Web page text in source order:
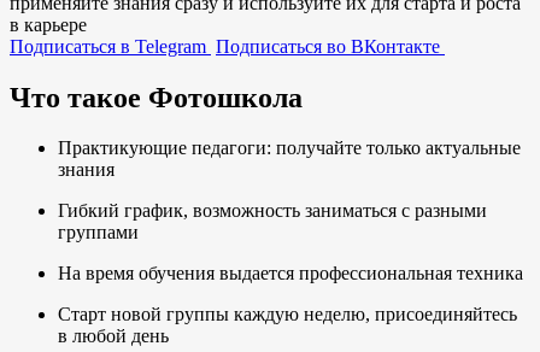
в карьере
Подписаться в Telegram Подписаться во ВКонтакте
Что такое Фотошкола
Практикующие педагоги: получайте только актуальные
знания
Гибкий график, возможность заниматься с разными
группами
На время обучения выдается профессиональная техника
Старт новой группы каждую неделю, присоединяйтесь
в любой день